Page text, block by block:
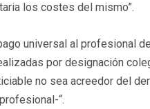
los costes del mismo”.
universal al profesional
por designación
no sea acreedor del
“.